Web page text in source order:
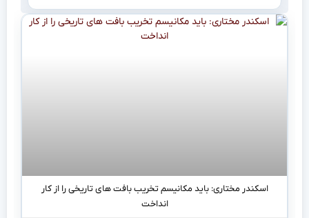
اسکندر مختاری: باید مکانیسم تخریب بافت های تاریخی را از کار
انداخت